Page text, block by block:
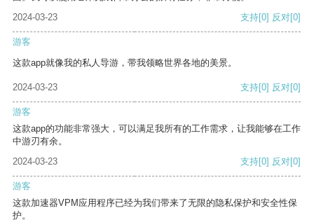
2024-03-23
支持[0] 反对[0]
游客
这款app就像我的私人导游，带我领略世界各地的美景。
2024-03-23 支持[0] 反对[0]
游客
这款app的功能非常强大，可以满足我所有的工作需求，让我能够在工作
中游刃有余。
2024-03-23
支持[0] 反对[0]
游客
这款加速器VPM应用程序已经为我们带来了无限的隐私保护和安全性保
护。